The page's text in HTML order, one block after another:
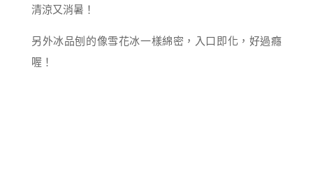
另外冰品刨的像雪花冰一樣綿密，入口即化，好過癮
喔！